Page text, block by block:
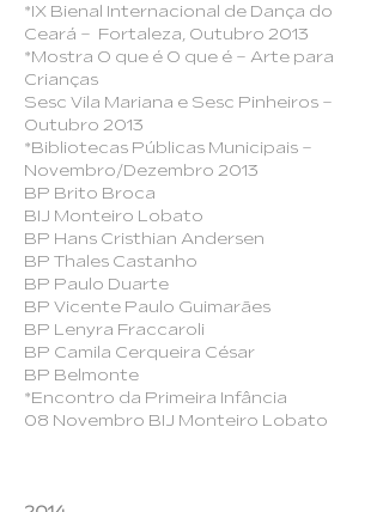
*IX Bienal Internacional de Dança do
Ceará – Fortaleza, Outubro 2013
*Mostra O que é O que é – Arte para
Crianças
Sesc Vila Mariana e Sesc Pinheiros –
Outubro 2013
*Bibliotecas Públicas Municipais –
Novembro/Dezembro 2013
BP Brito Broca
BIJ Monteiro Lobato
BP Hans Cristhian Andersen
BP Thales Castanho
BP Paulo Duarte
BP Vicente Paulo Guimarães
BP Lenyra Fraccaroli
BP Camila Cerqueira César
BP Belmonte
*Encontro da Primeira Infância
08 Novembro BIJ Monteiro Lobato